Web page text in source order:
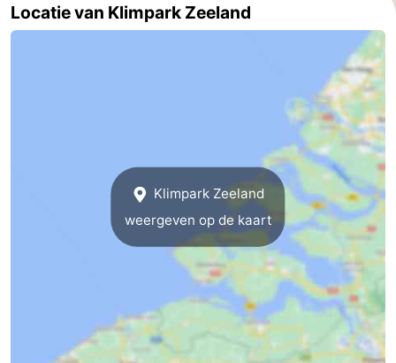
Kerken
-
Binnenspeeltuinen
Locatie van Klimpark Zeeland
Klimpark Zeeland
weergeven op de kaart